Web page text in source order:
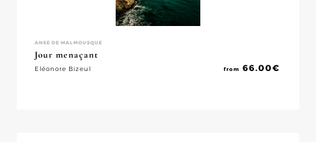
ANSE DE MALMOUSQUE
Jour menaçant
Eléonore Bizeul from 66.00€